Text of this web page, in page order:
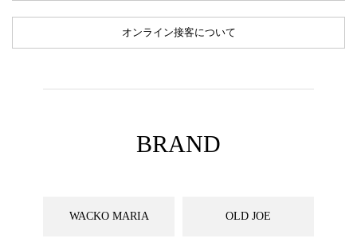
オンライン接客について
BRAND
WACKO MARIA OLD JOE